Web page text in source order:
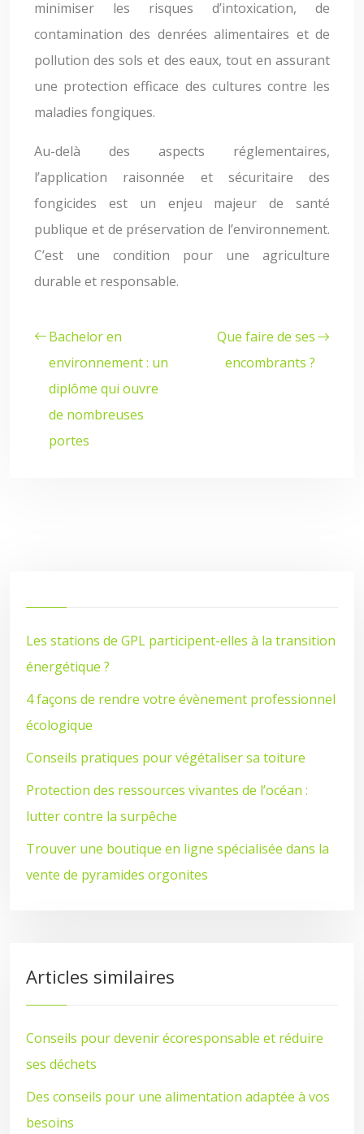
minimiser les risques d’intoxication, de
contamination des denrées alimentaires et de
pollution des sols et des eaux, tout en assurant
une protection efficace des cultures contre les
maladies fongiques.
Au-delà des aspects réglementaires,
l’application raisonnée et sécuritaire des
fongicides est un enjeu majeur de santé
publique et de préservation de l’environnement.
C’est une condition pour une agriculture
durable et responsable.
Bachelor en
environnement : un
diplôme qui ouvre
de nombreuses
portes
Que faire de ses
encombrants ?
Les stations de GPL participent-elles à la transition
énergétique ?
4 façons de rendre votre évènement professionnel
écologique
Conseils pratiques pour végétaliser sa toiture
Protection des ressources vivantes de l’océan :
lutter contre la surpêche
Trouver une boutique en ligne spécialisée dans la
vente de pyramides orgonites
Articles similaires
Conseils pour devenir écoresponsable et réduire
ses déchets
Des conseils pour une alimentation adaptée à vos
besoins